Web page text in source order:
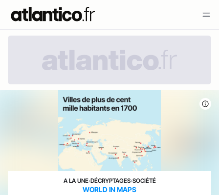
A LA UNE›DÉCRYPTAGES›SOCIÉTÉ
WORLD IN MAPS